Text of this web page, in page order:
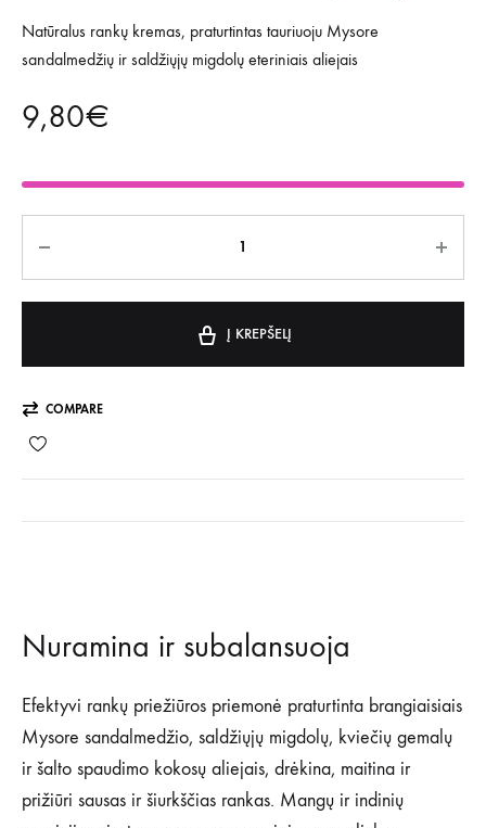
Natūralus rankų kremas, praturtintas tauriuoju Mysore
sandalmedžių ir saldžiųjų migdolų eteriniais aliejais
9,80€
Į KREPŠELĮ
COMPARE
Nuramina ir subalansuoja
Efektyvi rankų priežiūros priemonė praturtinta brangiaisiais
Mysore sandalmedžio, saldžiųjų migdolų, kviečių gemalų
ir šalto spaudimo kokosų aliejais, drėkina, maitina ir
prižiūri sausas ir šiurkščias rankas. Mangų ir indinių